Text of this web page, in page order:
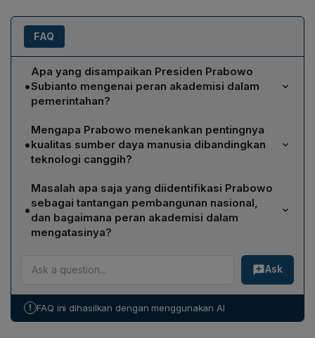
FAQ
•
Apa yang disampaikan Presiden Prabowo
Subianto mengenai peran akademisi dalam
pemerintahan?
Presiden Prabowo menegaskan bahwa
pemerintahannya memberi ruang lebih luas bagi
akademisi dan profesor untuk mengisi posisi strategis,
karena keterlibatan ilmuwan dianggap krusial dalam
menyelesaikan persoalan bangsa dan mempercepat
pembangunan nasional.
•
Mengapa Prabowo menekankan pentingnya
kualitas sumber daya manusia dibandingkan
teknologi canggih?
Ia berpendapat bahwa teknologi dan peralatan
canggih tidak akan optimal tanpa SDM kompeten;
analoginya, memiliki pesawat paling modern tidak
berguna bila pilotnya tidak handal, sehingga kualitas
•
Masalah apa saja yang diidentifikasi Prabowo
sebagai tantangan pembangunan nasional,
dan bagaimana peran akademisi dalam
mengatasinya?
Prabowo menyebut ketergantungan impor gandum,
produktivitas perkebunan sawit yang belum optimal,
dan lemahnya industri manufaktur sebagai isu utama. Ia
kolaborasi dengan pemerintah serta memanfaatkan
Ask
! FAQ ini dihasilkan dengan menggunakan AI